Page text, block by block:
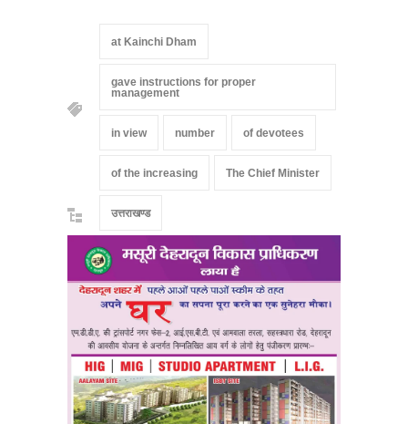
at Kainchi Dham
gave instructions for proper
management
in view number of devotees
of the increasing The Chief Minister
उत्तराखण्ड